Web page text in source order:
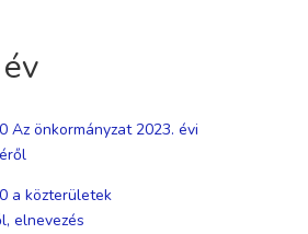
Az önkormányzat 2023. évi
a közterületek
elnevezés